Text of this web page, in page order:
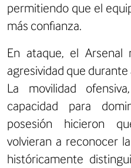
permitiendo que el
más confianza.
En ataque, el
agresividad que
La movilidad
capacidad para
posesión hicieron
volvieran a reconocer
históricamente